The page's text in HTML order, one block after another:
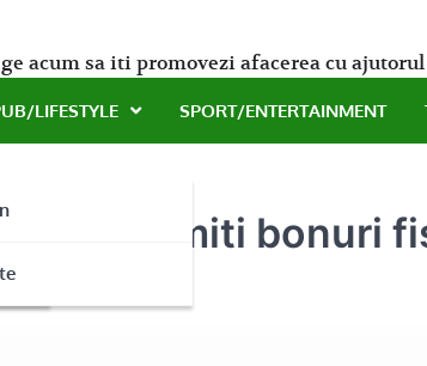
acum sa iti promovezi afacerea cu
LIFESTYLE SPORT/ENTERTAINMENT
si emiti bonuri